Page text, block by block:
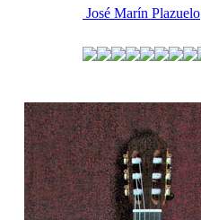
José Marín Plazuelo